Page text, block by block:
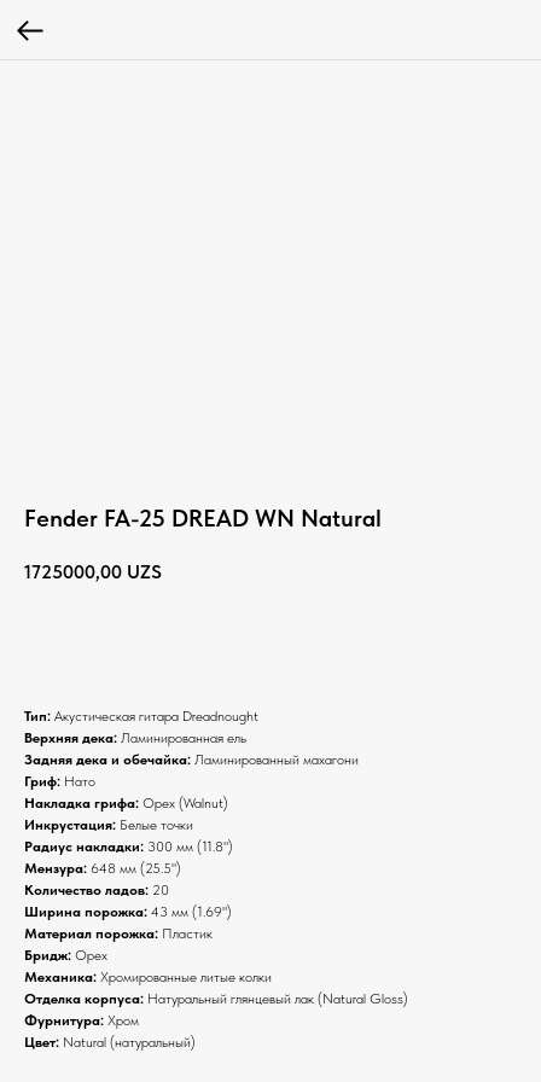
Fender FA-25 DREAD WN Natural
1725000,00 UZS
Тип: Акустическая гитара Dreadnought
Верхняя дека: Ламинированная ель
Задняя дека и обечайка: Ламинированный махагони
Гриф: Нато
Накладка грифа: Орех (Walnut)
Инкрустация: Белые точки
Радиус накладки: 300 мм (11.8")
Мензура: 648 мм (25.5")
Количество ладов: 20
Ширина порожка: 43 мм (1.69")
Материал порожка: Пластик
Бридж: Орех
Механика: Хромированные литые колки
Отделка корпуса: Натуральный глянцевый лак (Natural Gloss)
Фурнитура: Хром
Цвет: Natural (натуральный)